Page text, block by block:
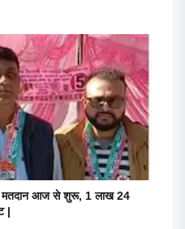
मतदान आज से शुरू, 1 लाख 24
|